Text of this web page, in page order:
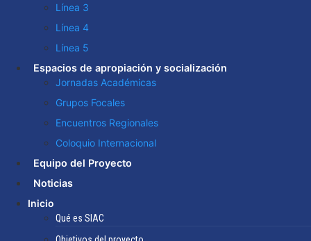
Línea 3
Línea 4
Línea 5
Espacios de apropiación y socialización
Jornadas Académicas
Grupos Focales
Encuentros Regionales
Coloquio Internacional
Equipo del Proyecto
Noticias
Inicio
Qué es SIAC